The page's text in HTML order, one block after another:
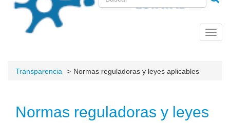
Transparencia Normas reguladoras y leyes aplicables
Normas reguladoras y leyes